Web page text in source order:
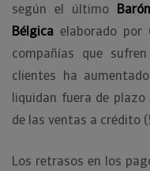
según el último
Bélgica elaborado por
compañías que
clientes ha
liquidan fuera de
de las ventas a crédito
Los retrasos en los